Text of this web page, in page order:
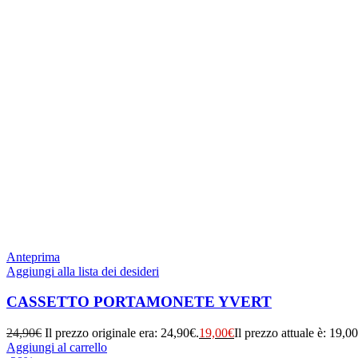
Anteprima
Aggiungi alla lista dei desideri
CASSETTO PORTAMONETE YVERT
24,90€ Il prezzo originale era: 24,90€.19,00€Il prezzo attuale è:
Aggiungi al carrello